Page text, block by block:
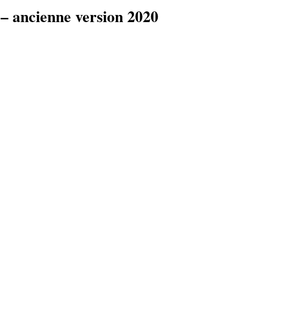
– ancienne version 2020